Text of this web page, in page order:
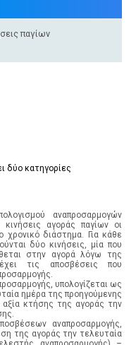
παγίων
δύο κατηγορίες
αναπροσαρμογών
αγοράς παγίων οι
χρονικό διάστημα. Για κάθε
δύο κινήσεις, μία που
στην αγορά λόγω της
τις αποσβέσεις που
υπολογίζεται ως
ημέρα της προηγούμενης
κτήσης της αγοράς την
αναπροσαρμογής,
της αγοράς την τελευταία